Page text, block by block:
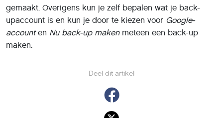
Deel dit artikel
gemaakt. Overigens kun je zelf bepalen wat je back-
upaccount is en kun je door te kiezen voor Google-
accounten Nu back-up makenmeteen een back-up
maken.